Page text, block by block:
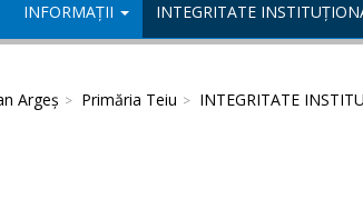
INFORMAȚII INTEGRITATE
Argeș Primăria Teiu INTEGRITATE